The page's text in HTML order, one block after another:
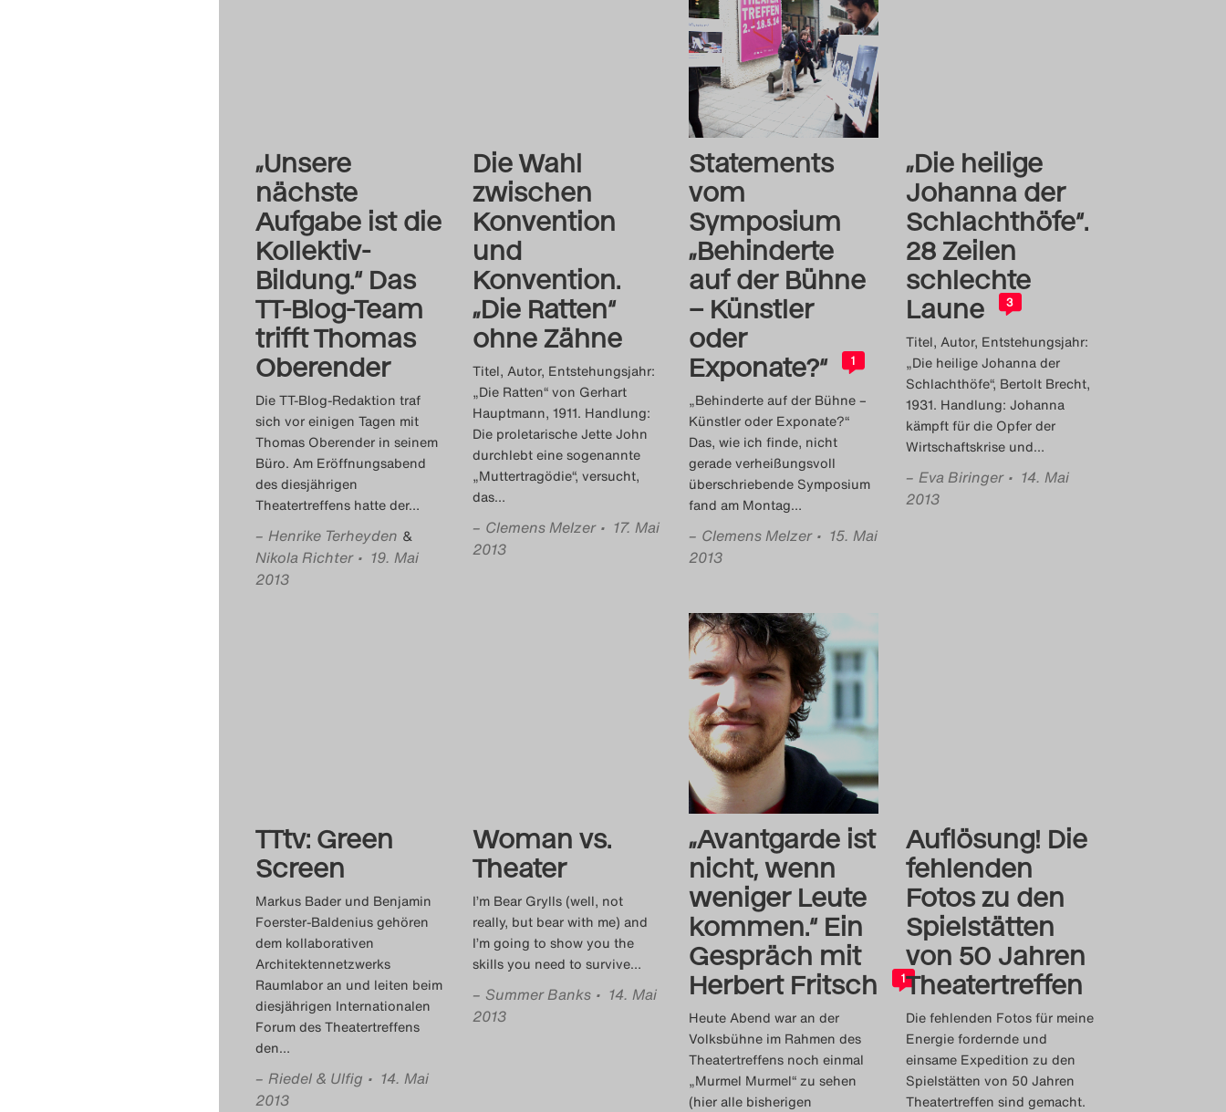
„Unsere
nächste
Aufgabe ist die
Kollektiv-
Bildung.“ Das
TT-Blog-Team
trifft Thomas
Oberender
Die TT-Blog-Redaktion traf
sich vor einigen Tagen mit
Thomas Oberender in seinem
Büro. Am Eröffnungsabend
des diesjährigen
Theatertreffens hatte der…
– Henrike Terheyden &
Nikola Richter • 19. Mai
2013
Die Wahl
zwischen
Konvention
und
Konvention.
„Die Ratten“
ohne Zähne
Titel, Autor, Entstehungsjahr:
„Die Ratten“ von Gerhart
Hauptmann, 1911. Handlung:
Die proletarische Jette John
durchlebt eine sogenannte
„Muttertragödie“, versucht,
das…
– Clemens Melzer • 17. Mai
2013
Statements
vom
Symposium
„Behinderte
auf der Bühne
– Künstler
oder
Exponate?“
1
„Behinderte auf der Bühne –
Künstler oder Exponate?“
Das, wie ich finde, nicht
gerade verheißungsvoll
überschriebende Symposium
fand am Montag…
– Clemens Melzer • 15. Mai
2013
„Die heilige
Johanna der
Schlachthöfe“.
28 Zeilen
schlechte
Laune
3
Titel, Autor, Entstehungsjahr:
„Die heilige Johanna der
Schlachthöfe“, Bertolt Brecht,
1931. Handlung: Johanna
kämpft für die Opfer der
Wirtschaftskrise und…
– Eva Biringer • 14. Mai
2013
TTtv: Green
Screen
Markus Bader und Benjamin
Foerster-Baldenius gehören
dem kollaborativen
Architektennetzwerks
Raumlabor an und leiten beim
diesjährigen Internationalen
Forum des Theatertreffens
den…
– Riedel & Ulfig • 14. Mai
2013
Woman vs.
Theater
I’m Bear Grylls (well, not
really, but bear with me) and
I’m going to show you the
skills you need to survive…
– Summer Banks • 14. Mai
2013
„Avantgarde ist
nicht, wenn
weniger Leute
kommen.“ Ein
Gespräch mit
Herbert Fritsch
1
Heute Abend war an der
Volksbühne im Rahmen des
Theatertreffens noch einmal
„Murmel Murmel“ zu sehen
(hier alle bisherigen
Auflösung! Die
fehlenden
Fotos zu den
Spielstätten
von 50 Jahren
Theatertreffen
Die fehlenden Fotos für meine
Energie fordernde und
einsame Expedition zu den
Spielstätten von 50 Jahren
Theatertreffen sind gemacht.